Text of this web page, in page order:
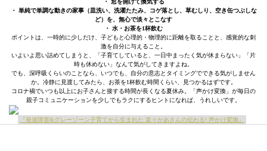
・ 窓を開けて換気する
・ 単純で単調な動きの家事（皿洗い、洗濯たたみ、コゲ落とし、草むしり、空き缶つぶしな
ど）を、無心で淡々とこなす
・ 水・お茶を1杯飲む
ポイントは、一時的に少しだけ、子どもと心理的・物理的に距離を取ることと、感覚的な刺
激を自分に与えること。
いよいよ思い詰めてしまうと、「子育てしていると、一日中まったく気が休まらない」「片
時も休めない」なんて気がしてきますよね。
でも、深呼吸くらいのことなら、いつでも、自分の意志とタイミングでできる気がしません
か。冷静に見渡してみたら、お茶を1杯飲む時間くらい、見つかるはずです。
コロナ禍でいつも以上にお子さんと接する時間が長くなる夏休み。「声かけ変換」が毎日の
親子コミュニケーションを少しでもラクにするヒントになれば、うれしいです。
『発達障害&グレーゾーン子育てから生まれた 楽々かあさんの伝わる! 声かけ変換』